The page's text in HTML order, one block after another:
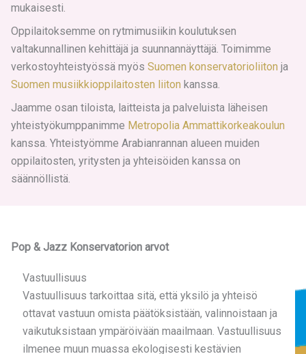
mukaisesti.
Oppilaitoksemme on rytmimusiikin koulutuksen
valtakunnallinen kehittäjä ja suunnannäyttäjä. Toimimme
verkostoyhteistyössä myös Suomen konservatorioliiton ja
Suomen musiikkioppilaitosten liiton kanssa.
Jaamme osan tiloista, laitteista ja palveluista läheisen
yhteistyökumppanimme Metropolia Ammattikorkeakoulun
kanssa. Yhteistyömme Arabianrannan alueen muiden
oppilaitosten, yritysten ja yhteisöiden kanssa on
säännöllistä.
Pop & Jazz Konservatorion arvot
Vastuullisuus
Vastuullisuus tarkoittaa sitä, että yksilö ja yhteisö
ottavat vastuun omista päätöksistään, valinnoistaan ja
vaikutuksistaan ympäröivään maailmaan. Vastuullisuus
ilmenee muun muassa ekologisesti kestävien